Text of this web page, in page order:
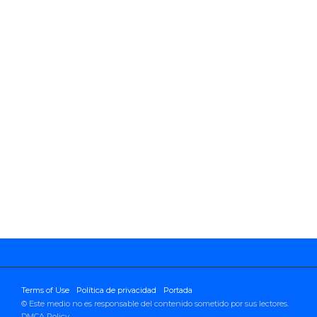
Terms of Use Política de privacidad
Portada
© Este medio no es responsable del contenido sometido por sus lectores.